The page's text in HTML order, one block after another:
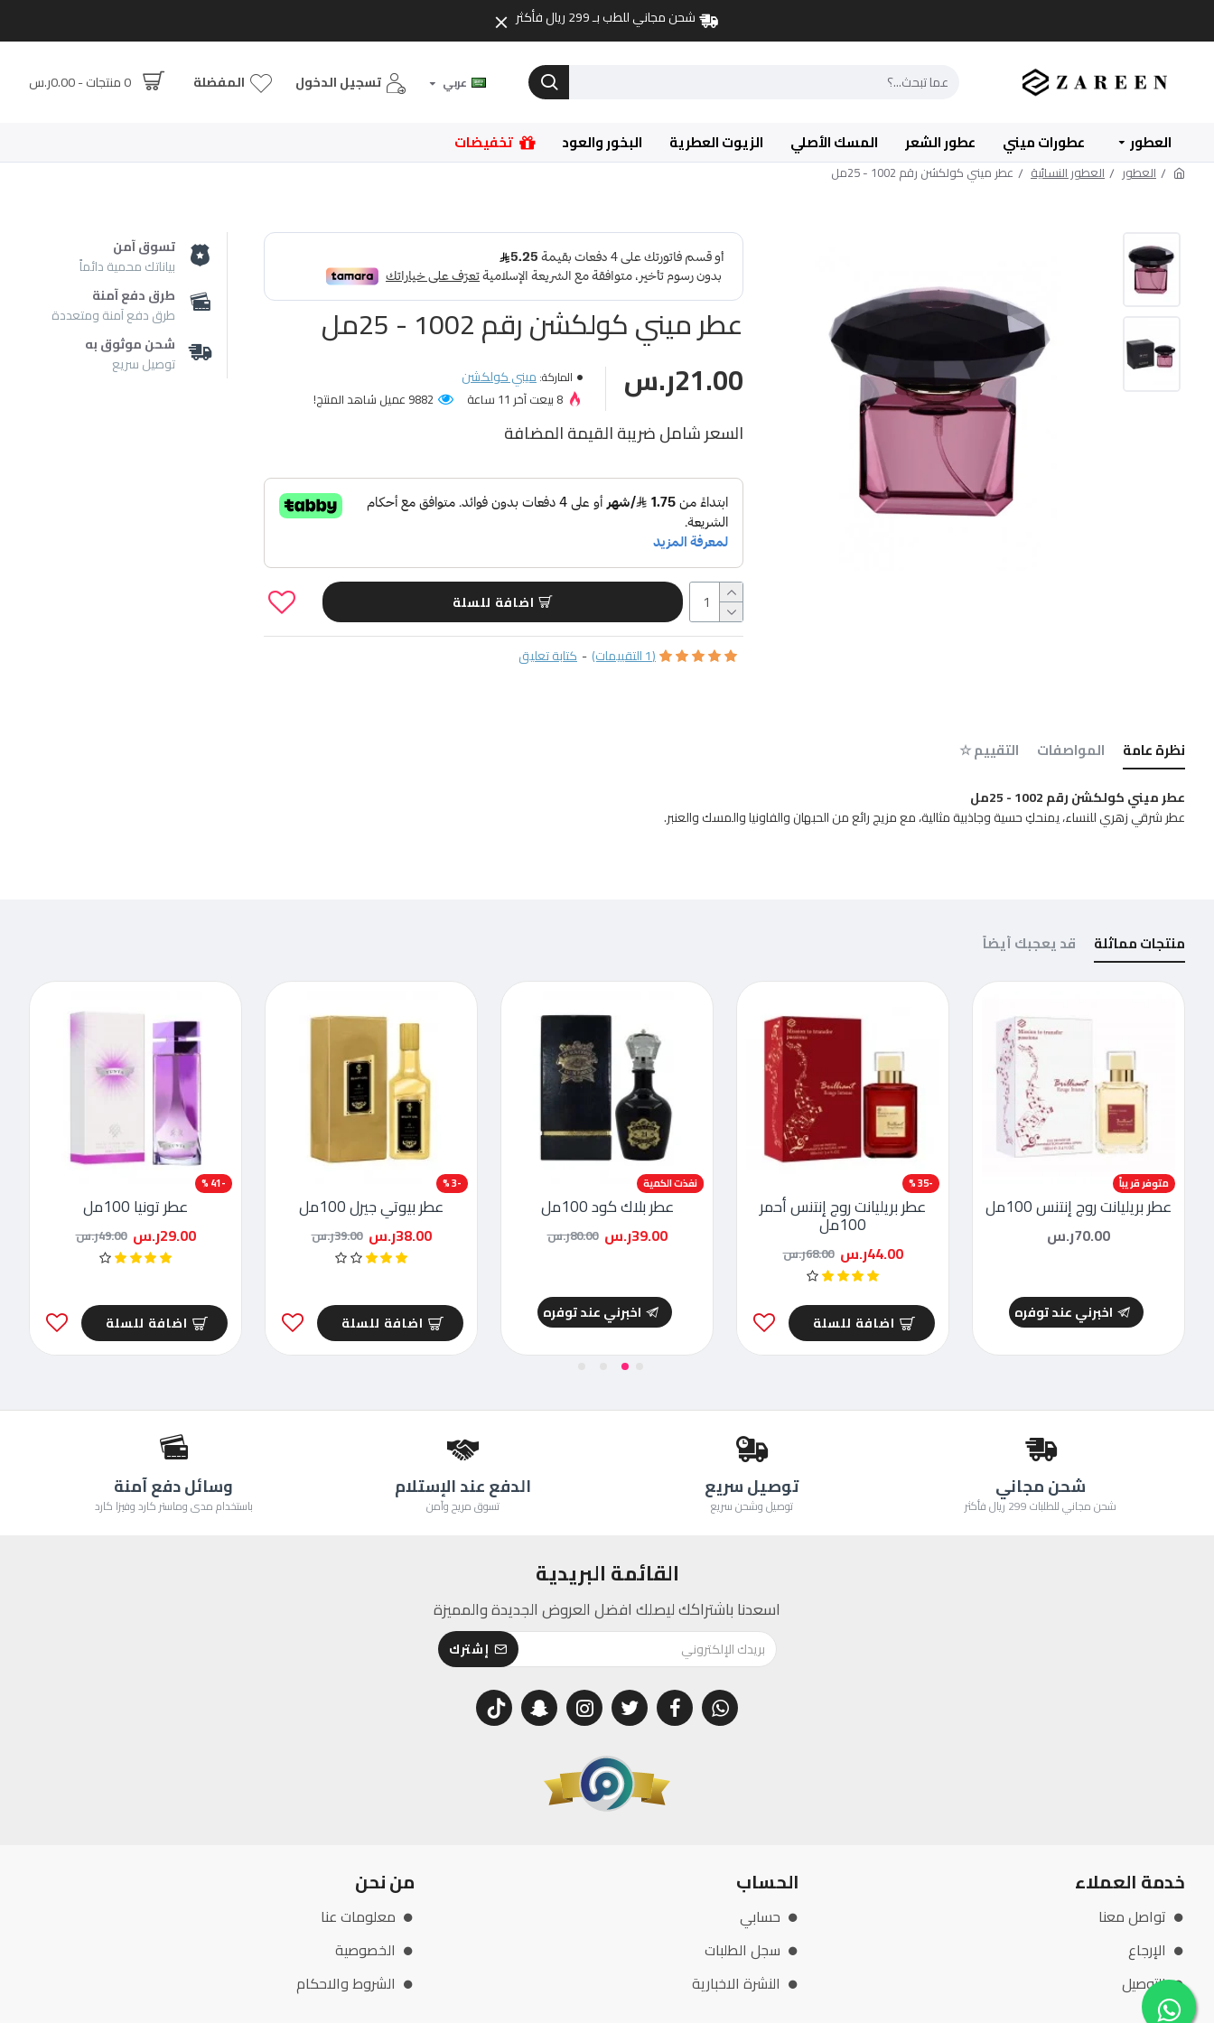
شحن مجاني للطب بـ 299 ريال فأكثر
عربي تسجيل الدخول المفضلة 0 منتجات - 0.00ر.س
العطور عطورات ميني عطور الشعر المسك الأصلي الزيوت العطرية البخور والعود تخفيضات
العطور العطور النسائية عطر ميني كولكشن رقم 1002 - 25مل
عطر ميني كولكشن رقم 1002 - 25مل
السعر شامل ضريبة القيمة المضافة
(1 التقييمات) - كتابة تعليق
21.00ر.س الماركة:ميني كولكشن
8 بيعت آخر 11 ساعة 9882 عميل شاهد المنتج!
اضافة للسلة
نظرة عامة المواصفات التقييم ☆
عطر ميني كولكشن رقم 1002 - 25مل
عطر شرقي زهري للنساء، يمنحكِ حسية وجاذبية مثالية، مع مزيج رائع من الحبهان والفاونيا والمسك والعنبر.
تسوق آمن
بياناتك محمية دائماً
طرق دفع آمنة
طرق دفع آمنة ومتعددة
شحن موثوق به
توصيل سريع
منتجات مماثلة قد يعجبك أيضاً
متوفر قريباً
عطر بريليانت روج إنتنس 100مل
70.00ر.س
اخبرني عند توفره
-35 %
عطر بريليانت روج إنتنس أحمر
100مل
44.00ر.س 68.00ر.س
اضافة للسلة
-51 %
نفذت الكمية
عطر بلاك كود 100مل
39.00ر.س 80.00ر.س
اخبرني عند توفره
-3 %
عطر بيوتي جيرل 100مل
38.00ر.س 39.00ر.س
اضافة للسلة
-41 %
عطر تونيا 100مل
29.00ر.س 49.00ر.س
اضافة للسلة
شحن مجاني
شحن مجاني للطلبات 299 ريال فأكثر
توصيل سريع
توصيل وشحن سريع
الدفع عند الإستلام
تسوق مريح وآمن
وسائل دفع آمنة
باستخدام مدى وماستر كارد وفيزا كارد
القائمة البريدية
اسعدنا باشتراكك ليصلك افضل العروض الجديدة والمميزة
إشترك
خدمة العملاء
تواصل معنا
الإرجاع
التوصيل
الحساب
حسابي
سجل الطلبات
النشرة الاخبارية
من نحن
معلومات عنا
الخصوصية
الشروط والاحكام